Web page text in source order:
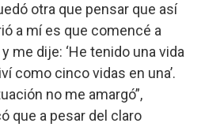
otra que pensar que así
a mí es que comencé a
me dije: ‘He tenido una vida
como cinco vidas en una’.
no me amargó”,
que a pesar del claro